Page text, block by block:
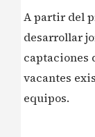
A partir del
desarrollar
captaciones
vacantes
equipos.